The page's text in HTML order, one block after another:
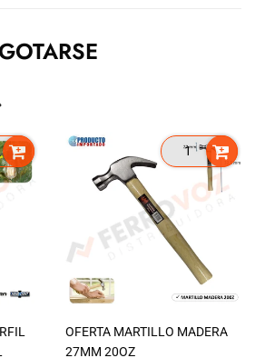
OFERTA MARTILLO MADERA
27MM 20OZ